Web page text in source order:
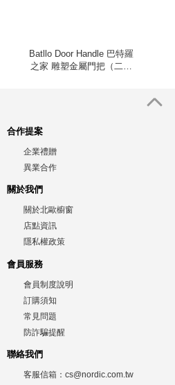
Batllo Door Handle 巴特羅
之家 雕塑金屬門把（二入
合作提案
企業禮贈
異業合作
關於我們
關於北歐櫥窗
店點資訊
隱私權政策
會員服務
會員制度說明
訂購須知
常見問題
防詐騙提醒
聯絡我們
客服信箱： cs@nordic.com.tw